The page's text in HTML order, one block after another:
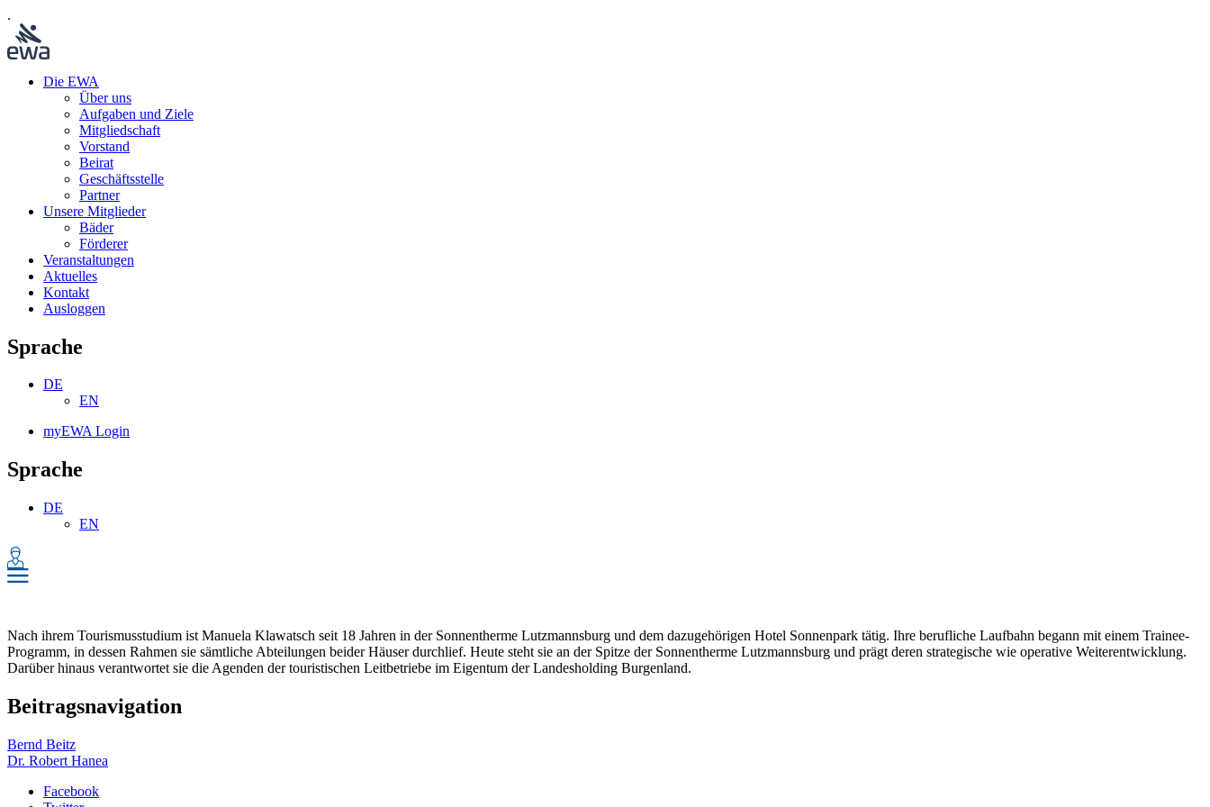
.
Die EWA
Über uns
Aufgaben und Ziele
Mitgliedschaft
Vorstand
Beirat
Geschäftsstelle
Partner
Unsere Mitglieder
Bäder
Förderer
Veranstaltungen
Aktuelles
Kontakt
Ausloggen
Sprache
DE
EN
myEWA Login
Sprache
DE
EN
Nach ihrem Tourismusstudium ist Manuela Klawatsch seit 18 Jahren in der Sonnentherme Lutzmannsburg und dem dazugehörigen Hotel Sonnenpark tätig. Ihre berufliche Laufbahn begann mit einem Trainee-
Programm, in dessen Rahmen sie sämtliche Abteilungen beider Häuser durchlief. Heute steht sie an der Spitze der Sonnentherme Lutzmannsburg und prägt deren strategische wie operative Weiterentwicklung.
Darüber hinaus verantwortet sie die Agenden der touristischen Leitbetriebe im Eigentum der Landesholding Burgenland.
Beitragsnavigation
Bernd Beitz
Dr. Robert Hanea
Facebook